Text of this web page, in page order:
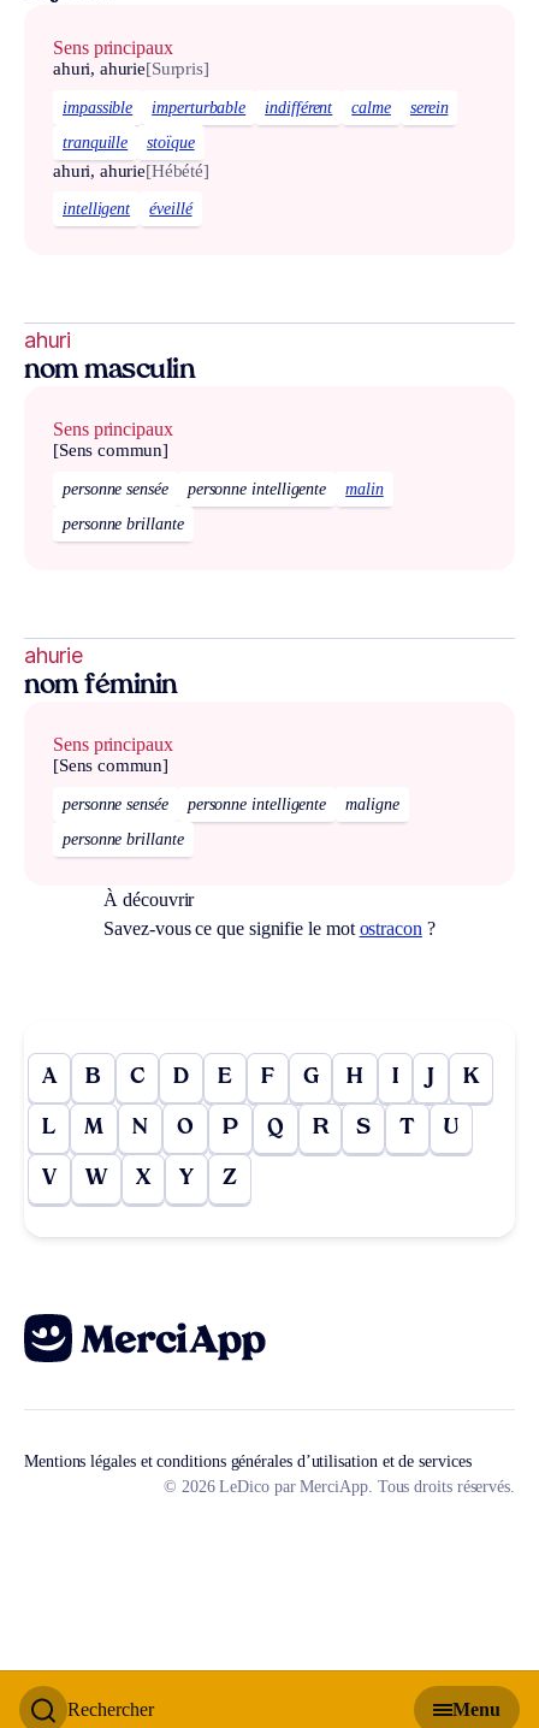
Rechercher Menu
Sens principaux
ahuri, ahurie[Surpris]
impassible imperturbable indifférent calme
serein
tranquille
stoïque
ahuri, ahurie[Hébété]
intelligent éveillé
ahuri
nom masculin
Sens principaux
[Sens commun]
personne sensée personne intelligente
malin
personne brillante
ahurie
nom féminin
Sens principaux
[Sens commun]
personne sensée personne intelligente
maligne
personne brillante
À découvrir
Savez-vous ce que signifie le mot ostracon ?
A B C D E F G H I J K
L M N O P Q R S T U
V W X Y Z
Mentions légales et conditions générales d’utilisation et de services
© 2026 LeDico par MerciApp. Tous droits réservés.